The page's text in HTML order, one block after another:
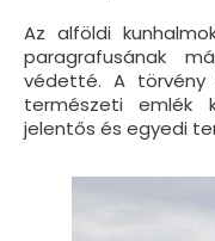
Az alföldi
paragrafusának
védetté. A törvény
természeti emlék
jelentős és egyedi